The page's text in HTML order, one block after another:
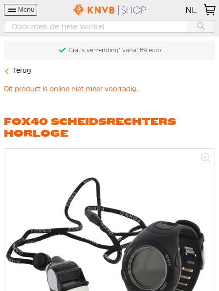
Menu NL
Gratis verzending* vanaf 69 euro
Terug
Dit product is online niet meer voorradig.
FOX40 SCHEIDSRECHTERS
HORLOGE